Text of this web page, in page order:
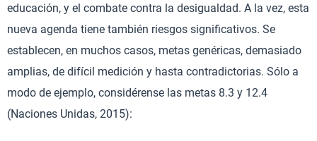
educación, y el combate contra la desigualdad. A la vez, esta
nueva agenda tiene también riesgos significativos. Se
establecen, en muchos casos, metas genéricas, demasiado
amplias, de difícil medición y hasta contradictorias. Sólo a
modo de ejemplo, considérense las metas 8.3 y 12.4
(Naciones Unidas, 2015):